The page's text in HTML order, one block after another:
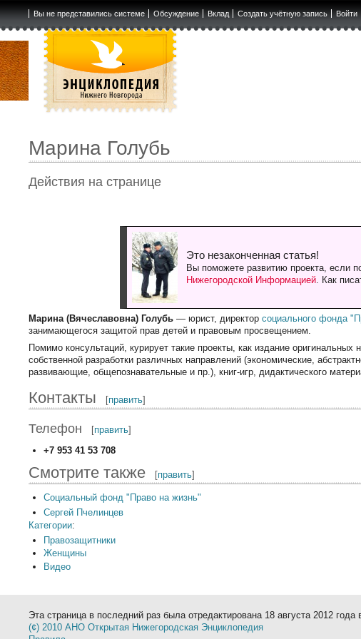
Вы не представились системе Обсуждение Вклад Создать учётную запись Войти
Марина Голубь
Действия на странице
Это незаконченная статья!
Вы поможете развитию проекта, если
Нижегородской Информацией. Как
Марина (Вячеславовна) Голубь — юрист, директорсоциального фонда
занимающегося защитой прав детей и правовым просвещением.
Помимо консультаций, курирует такие проекты, как издание оригинальных
собственной разработки различных направлений (экономические,
развивающие, общепознавательные и пр.), книг-игр, дидактического
Контакты [править]
Телефон [править]
+7 953 41 53 708
Смотрите также [править]
Социальный фонд "Право на жизнь"
Сергей Пчелинцев
Категории:
Правозащитники
Женщины
Видео
Эта страница в последний раз была отредактирована 18 августа 2012 года
(¢) 2010 АНО Открытая Нижегородская Энциклопедия